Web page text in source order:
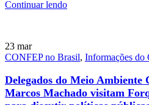
Continuar lendo
23 mar
CONFEP no Brasil, Informações do
Delegados do Meio
Marcos Machado visitam